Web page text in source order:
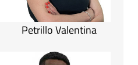
Petrillo Valentina